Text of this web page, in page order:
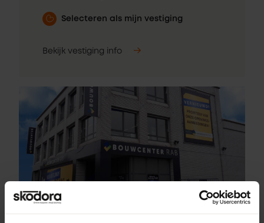
Selecteren als mijn vestiging
Bekijk vestiging info
Pick-up point